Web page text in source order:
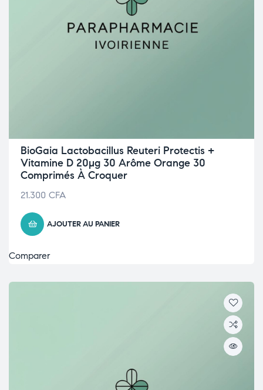
BioGaia Lactobacillus Reuteri Protectis +
Vitamine D 20µg 30 Arôme Orange 30
Comprimés À Croquer
21.300 CFA
AJOUTER AU PANIER
Comparer